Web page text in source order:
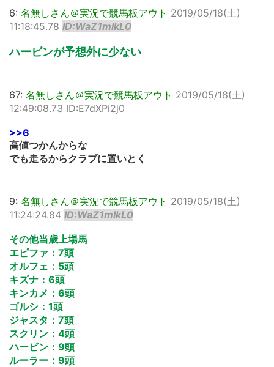
6: 名無しさん＠実況で競馬板アウト 2019/05/18(土)
11:18:45.78 ID:WaZ1mlkL0
ハービンが予想外に少ない
67: 名無しさん＠実況で競馬板アウト 2019/05/18(土)
12:49:08.73 ID:E7dXPi2j0
>>6
高値つかんからな
でも走るからクラブに置いとく
9: 名無しさん＠実況で競馬板アウト 2019/05/18(土)
11:24:24.84 ID:WaZ1mlkL0
その他当歳上場馬
エピファ：7頭
オルフェ：5頭
キズナ：6頭
キンカメ：6頭
ゴルシ：1頭
ジャスタ：7頭
スクリン：4頭
ハービン：9頭
ルーラー：9頭